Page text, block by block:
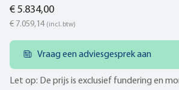
€ 5.834,00
€ 7.059,14 (incl. btw)
Vraag een adviesgesprek aan
Let op: De prijs is exclusief fundering en